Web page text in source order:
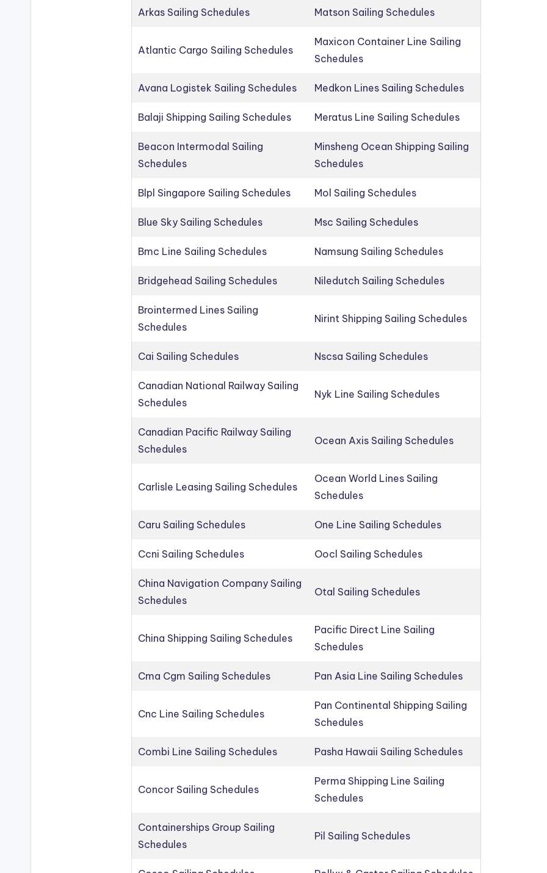
Arkas Sailing Schedules Matson Sailing Schedules
Atlantic Cargo Sailing Schedules
Maxicon Container Line Sailing
Schedules
Avana Logistek Sailing Schedules Medkon Lines Sailing Schedules
Balaji Shipping Sailing Schedules Meratus Line Sailing Schedules
Beacon Intermodal Sailing
Schedules
Minsheng Ocean Shipping Sailing
Schedules
Blpl Singapore Sailing Schedules Mol Sailing Schedules
Blue Sky Sailing Schedules Msc Sailing Schedules
Bmc Line Sailing Schedules Namsung Sailing Schedules
Bridgehead Sailing Schedules Niledutch Sailing Schedules
Brointermed Lines Sailing
Schedules
Nirint Shipping Sailing Schedules
Cai Sailing Schedules Nscsa Sailing Schedules
Canadian National Railway Sailing
Schedules
Nyk Line Sailing Schedules
Canadian Pacific Railway Sailing
Schedules
Ocean Axis Sailing Schedules
Carlisle Leasing Sailing Schedules
Ocean World Lines Sailing
Schedules
Caru Sailing Schedules One Line Sailing Schedules
Ccni Sailing Schedules Oocl Sailing Schedules
China Navigation Company Sailing
Schedules
Otal Sailing Schedules
China Shipping Sailing Schedules
Pacific Direct Line Sailing
Schedules
Cma Cgm Sailing Schedules Pan Asia Line Sailing Schedules
Cnc Line Sailing Schedules
Pan Continental Shipping Sailing
Schedules
Combi Line Sailing Schedules Pasha Hawaii Sailing Schedules
Concor Sailing Schedules
Perma Shipping Line Sailing
Schedules
Containerships Group Sailing
Schedules
Pil Sailing Schedules